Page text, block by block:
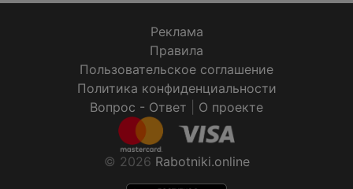
Реклама
Правила
Пользовательское соглашение
Политика конфиденциальности
Вопрос - Ответ
О проекте
© 2026 Rabotniki.online